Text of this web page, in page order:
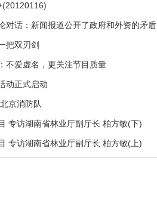
(20120116)
对话：新闻报道公开了政府和外资的矛盾
把双刃剑
不爱虚名，更关注节目质量
动正式启动
京消防队
专访湖南省林业厅副厅长 柏方敏(下)
专访湖南省林业厅副厅长 柏方敏(上)